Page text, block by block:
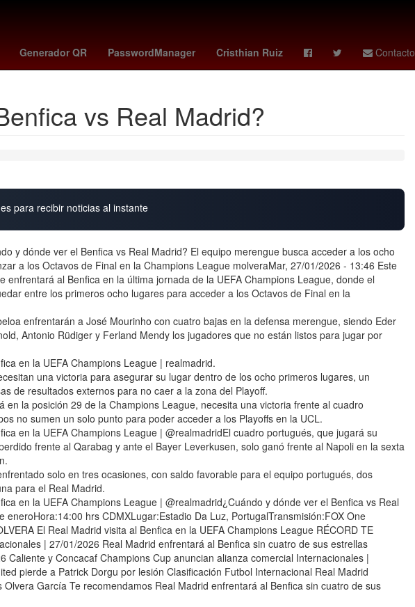
Generador QR PasswordManager Cristhian Ruiz Contacto
mundial florian monzon así aprenderás Harrison Ford Nuno Mendes
vs Real Madrid?
para recibir noticias al instante
y dónde ver el Benfica vs Real Madrid? El equipo merengue busca acceder a los ocho
a los Octavos de Final en la Champions League molveraMar, 27/01/2026 - 13:46 Este
enfrentará al Benfica en la última jornada de la UEFA Champions League, donde el
entre los primeros ocho lugares para acceder a los Octavos de Final en la
enfrentarán a José Mourinho con cuatro bajas en la defensa merengue, siendo Eder
Antonio Rüdiger y Ferland Mendy los jugadores que no están listos para jugar por
en la UEFA Champions League | realmadrid.
una victoria para asegurar su lugar dentro de los ocho primeros lugares, un
de resultados externos para no caer a la zona del Playoff.
en la posición 29 de la Champions League, necesita una victoria frente al cuadro
no sumen un solo punto para poder acceder a los Playoffs en la UCL.
en la UEFA Champions League | @realmadridEl cuadro portugués, que jugará su
frente al Qarabag y ante el Bayer Leverkusen, solo ganó frente al Napoli en la sexta
solo en tres ocasiones, con saldo favorable para el equipo portugués, dos
para el Real Madrid.
en la UEFA Champions League | @realmadrid¿Cuándo y dónde ver el Benfica vs Real
eneroHora:14:00 hrs CDMXLugar:Estadio Da Luz, PortugalTransmisión:FOX One
El Real Madrid visita al Benfica en la UEFA Champions League RÉCORD TE
| 27/01/2026 Real Madrid enfrentará al Benfica sin cuatro de sus estrellas
Caliente y Concacaf Champions Cup anuncian alianza comercial Internacionales |
pierde a Patrick Dorgu por lesión Clasificación Futbol Internacional Real Madrid
García Te recomendamos Real Madrid enfrentará al Benfica sin cuatro de sus